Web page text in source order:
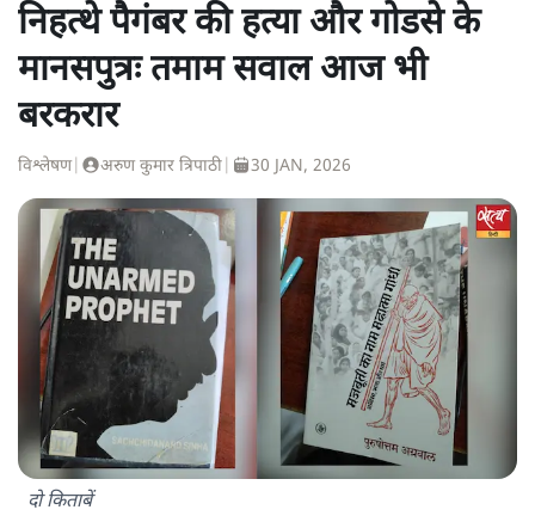
निहत्थे पैगंबर की हत्या और गोडसे के
मानसपुत्रः तमाम सवाल आज भी
बरकरार
विश्लेषण| अरुण कुमार त्रिपाठी 30 JAN, 2026
दो किताबें